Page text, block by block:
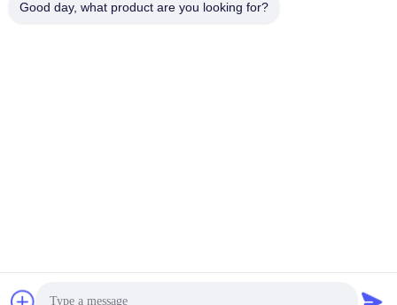
Địa chỉ của tôi
Chính sách bảo mật
Good day, what product are you looking for?